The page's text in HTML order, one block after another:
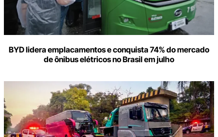
BYD lidera emplacamentos e conquista 74% do mercado
de ônibus elétricos no Brasil em julho